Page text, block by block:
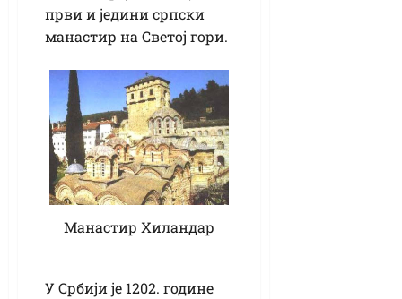
први и једини српски
манастир на Светој гори.
Манастир Хиландар
У Србији је 1202. године